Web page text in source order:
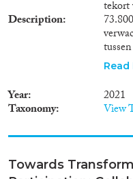
Description
tekort
het
werk
Read
Year 2021
Taxonomy View
Towards
2022(8,038)
2020(8,663)
2019(8,565)